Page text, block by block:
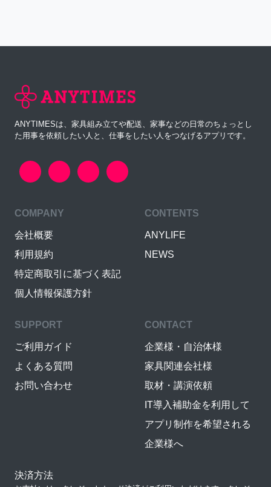
ANYTIMESは、家具組み立てや配送、家事などの日常のちょっとし
た用事を依頼したい人と、仕事をしたい人をつなげるアプリです。
COMPANY
会社概要
利用規約
特定商取引に基づく表記
個人情報保護方針
CONTENTS
ANYLIFE
NEWS
SUPPORT
ご利用ガイド
よくある質問
お問い合わせ
CONTACT
企業様・自治体様
家具関連会社様
取材・講演依頼
IT導入補助金を利用して
アプリ制作を希望される
企業様へ
決済方法